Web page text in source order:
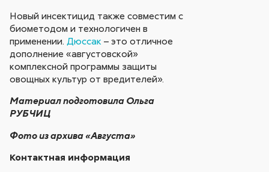
Новый инсектицид также совместим с
биометодом и технологичен в
применении. Дюссак – это отличное
дополнение «августовской»
комплексной программы защиты
овощных культур от вредителей».
Материал подготовила Ольга
РУБЧИЦ
Фото из архива «Августа»
Контактная информация